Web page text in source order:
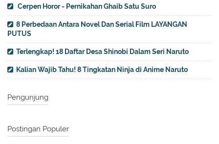
Cerpen Horor - Pernikahan Ghaib Satu Suro
8 Perbedaan Antara Novel Dan Serial Film LAYANGAN
PUTUS
Terlengkap! 18 Daftar Desa Shinobi Dalam Seri Naruto
Kalian Wajib Tahu! 8 Tingkatan Ninja di Anime Naruto
Pengunjung
Postingan Populer